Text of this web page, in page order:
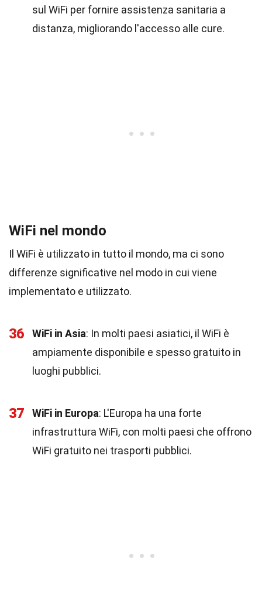
sul WiFi per fornire assistenza sanitaria a
distanza, migliorando l'accesso alle cure.
WiFi nel mondo
Il WiFi è utilizzato in tutto il mondo, ma ci sono
differenze significative nel modo in cui viene
implementato e utilizzato.
36 WiFi in Asia: In molti paesi asiatici, il WiFi è
ampiamente disponibile e spesso gratuito in
luoghi pubblici.
37 WiFi in Europa: L'Europa ha una forte
infrastruttura WiFi, con molti paesi che offrono
WiFi gratuito nei trasporti pubblici.